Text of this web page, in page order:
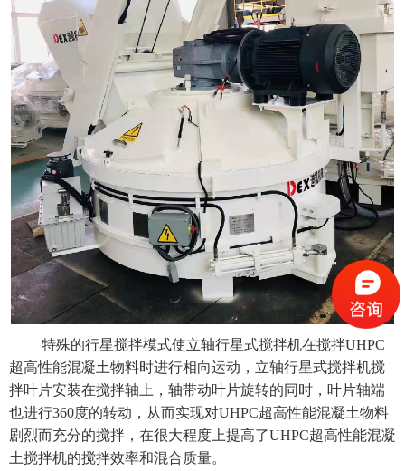
特殊的行星搅拌模式使立轴行星式搅拌机在搅拌UHPC
超高性能混凝土物料时进行相向运动，立轴行星式搅拌机搅
拌叶片安装在搅拌轴上，轴带动叶片旋转的同时，叶片轴端
也进行360度的转动，从而实现对UHPC超高性能混凝土物料
剧烈而充分的搅拌，在很大程度上提高了UHPC超高性能混凝
土搅拌机的搅拌效率和混合质量。